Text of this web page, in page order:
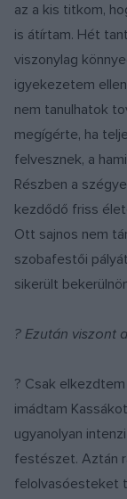
az a kis titkom,
is átírtam. Hét
viszonylag
igyekezetem
nem tanulhatok
megígérte, ha
felvesznek, a
Részben a
kezdődő friss
Ott sajnos nem
szobafestői
sikerült
? Ezután viszont
? Csak
imádtam
ugyanolyan
festészet. Aztán
felolvasóesteket